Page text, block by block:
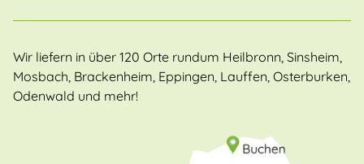
Wir liefern in über 120 Orte rundum Heilbronn, Sinsheim,
Mosbach, Brackenheim, Eppingen, Lauffen, Osterburken,
Odenwald und mehr!